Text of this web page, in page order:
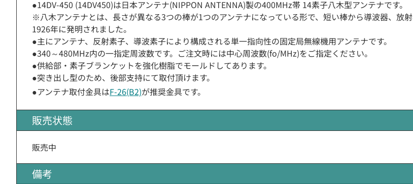
●14DV-450 (14DV450)は日本アンテナ(NIPPON ANTENNA)製の400MHz帯 14素子八木型アンテナです。
※八木アンテナとは、長さが異なる3つの棒が1つのアンテナになっている形で、短い棒から導波器、放
1926年に発明されました。
●主にアンテナ、反射素子、導波素子により構成される単一指向性の固定局無線機用アンテナです。
●340～480MHz内の一指定周波数です。ご注文時には中心周波数(fo/MHz)をご指定ください。
●供給部・素子ブランケットを強化樹脂でモールドしてあります。
●突き出し型のため、後部支持にて取付頂けます。
●アンテナ取付金具はF-26(B2)が推奨金具です。
販売状態
販売中
備考